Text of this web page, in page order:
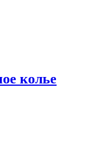
колье